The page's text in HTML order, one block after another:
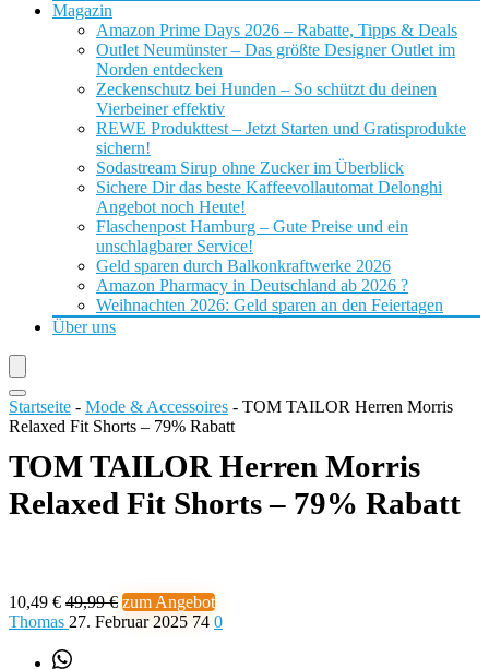
Magazin
Amazon Prime Days 2026 – Rabatte, Tipps & Deals
Outlet Neumünster – Das größte Designer Outlet im
Norden entdecken
Zeckenschutz bei Hunden – So schützt du deinen
Vierbeiner effektiv
REWE Produkttest – Jetzt Starten und Gratisprodukte
sichern!
Sodastream Sirup ohne Zucker im Überblick
Sichere Dir das beste Kaffeevollautomat Delonghi
Angebot noch Heute!
Flaschenpost Hamburg – Gute Preise und ein
unschlagbarer Service!
Geld sparen durch Balkonkraftwerke 2026
Amazon Pharmacy in Deutschland ab 2026 ?
Weihnachten 2026: Geld sparen an den Feiertagen
Über uns
Startseite - Mode & Accessoires - TOM TAILOR Herren Morris
Relaxed Fit Shorts – 79% Rabatt
TOM TAILOR Herren Morris
Relaxed Fit Shorts – 79% Rabatt
10,49 € 49,99 € zum Angebot
Thomas 27. Februar 2025 74 0